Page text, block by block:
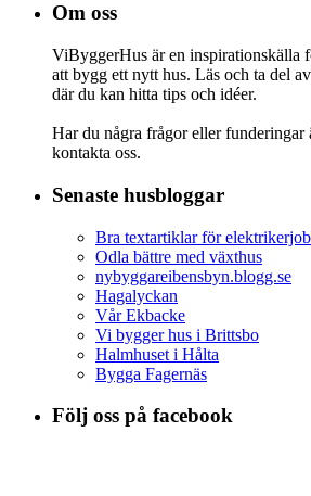
Om oss
ViByggerHus är en inspirationskälla
att bygg ett nytt hus. Läs och ta del
där du kan hitta tips och idéer.
Har du några frågor eller funderingar
kontakta oss.
Senaste husbloggar
Bra textartiklar för
Odla bättre med växthus
nybyggareibensbyn.blogg.se
Hagalyckan
Vår Ekbacke
Vi bygger hus i Brittsbo
Halmhuset i Hålta
Bygga Fagernäs
Följ oss på facebook